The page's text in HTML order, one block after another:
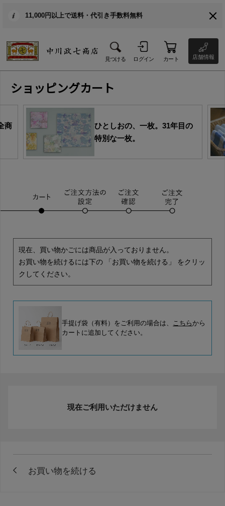
11,000円以上で送料・代引き手数料無料
見つける ログイン カート 店舗情報
ショッピングカート
商
ひとしおの、一枚。31年目の
特別な一枚。
現在、買い物かごには商品が入っておりません。
お買い物を続けるには下の 「お買い物を続ける」 をクリッ
クしてください。
手提げ袋（有料）をご利用の場合は、 こちらから
カートに追加してください。
現在ご利用いただけません